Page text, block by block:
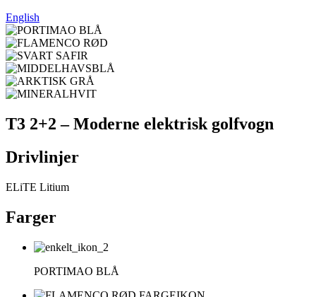
English
T3 2+2 – Moderne elektrisk golfvogn
Drivlinjer
ELiTE Litium
Farger
PORTIMAO BLÅ